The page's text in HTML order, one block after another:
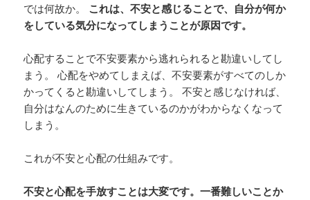
では何故か。 これは、不安と感じることで、自分が何か
をしている気分になってしまうことが原因です。
心配することで不安要素から逃れられると勘違いしてし
まう。 心配をやめてしまえば、不安要素がすべてのしか
かってくると勘違いしてしまう。 不安と感じなければ、
自分はなんのために生きているのかがわからなくなって
しまう。
これが不安と心配の仕組みです。
不安と心配を手放すことは大変です。一番難しいことか